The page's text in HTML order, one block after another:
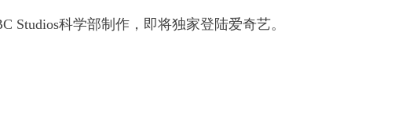
Studios科学部制作，即将独家登陆爱奇艺。